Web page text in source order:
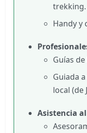
trekking.
Handy y
Guías
Guiada
local (de
Asistencia